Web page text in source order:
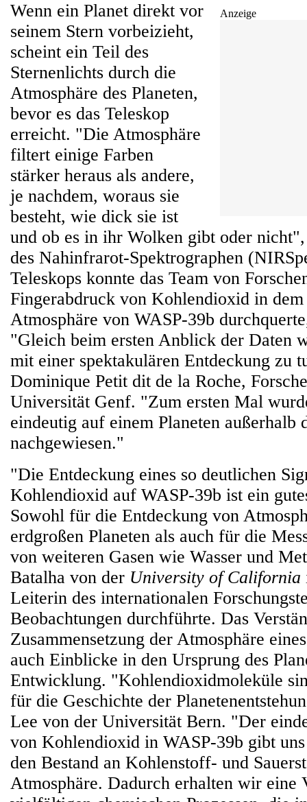
Anzeige
Wenn ein Planet direkt vor
seinem Stern vorbeizieht,
scheint ein Teil des
Sternenlichts durch die
Atmosphäre des Planeten,
bevor es das Teleskop
erreicht. "Die Atmosphäre
filtert einige Farben
stärker heraus als andere,
je nachdem, woraus sie
besteht, wie dick sie ist
und ob es in ihr Wolken gibt oder
des Nahinfrarot-Spektrographen
Teleskops konnte das Team von
Fingerabdruck von Kohlendioxid in
Atmosphäre von WASP-39b
"Gleich beim ersten Anblick der Daten
mit einer spektakulären Entdeckung zu
Dominique Petit dit de la Roche,
Universität Genf. "Zum ersten Mal
eindeutig auf einem Planeten außerhalb
nachgewiesen."
"Die Entdeckung eines so deutlichen
Kohlendioxid auf WASP-39b ist ein
Sowohl für die Entdeckung von
erdgroßen Planeten als auch für die
von weiteren Gasen wie Wasser und
Batalha von der University of California
Leiterin des internationalen
Beobachtungen durchführte. Das
Zusammensetzung der Atmosphäre
auch Einblicke in den Ursprung des
Entwicklung. "Kohlendioxidmoleküle
für die Geschichte der
Lee von der Universität Bern. "Der
von Kohlendioxid in WASP-39b gibt
den Bestand an Kohlenstoff- und
Atmosphäre. Dadurch erhalten wir eine